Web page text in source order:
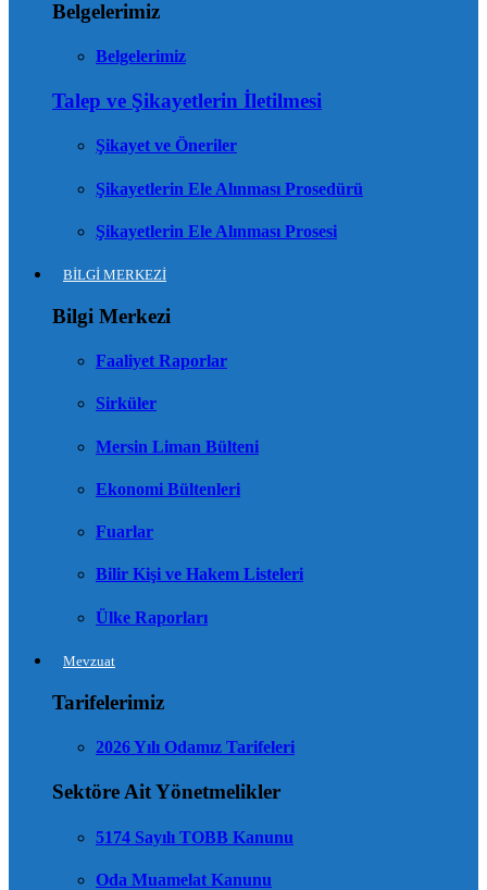
Belgelerimiz
Belgelerimiz
Talep ve Şikayetlerin İletilmesi
Şikayet ve Öneriler
Şikayetlerin Ele Alınması Prosedürü
Şikayetlerin Ele Alınması Prosesi
BİLGİ MERKEZİ
Bilgi Merkezi
Faaliyet Raporlar
Sirküler
Mersin Liman Bülteni
Ekonomi Bültenleri
Fuarlar
Bilir Kişi ve Hakem Listeleri
Ülke Raporları
Mevzuat
Tarifelerimiz
2026 Yılı Odamız Tarifeleri
Sektöre Ait Yönetmelikler
5174 Sayılı TOBB Kanunu
Oda Muamelat Kanunu